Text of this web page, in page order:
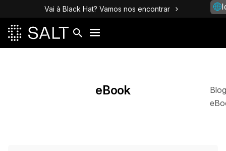
Vai à Black Hat? Vamos nos encontrar
eBook
Blog